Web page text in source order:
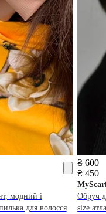
модний і
для волосся
₴ 600
₴ 450
Обруч
size